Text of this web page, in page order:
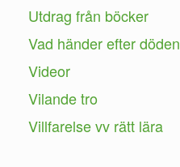
Utdrag från böcker
Vad händer efter döden
Videor
Vilande tro
Villfarelse vv rätt lära